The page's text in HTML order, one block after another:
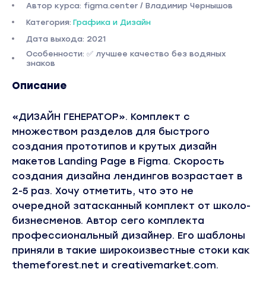
Автор курса: figma.center / Владимир Чернышов
Категория: Графика и Дизайн
Дата выхода: 2021
Особенности: ✅ лучшее качество без водяных
знаков
Описание
«ДИЗАЙН ГЕНЕРАТОР». Комплект с
множеством разделов для быстрого
создания прототипов и крутых дизайн
макетов Landing Page в Figma. Скорость
создания дизайна лендингов возрастает в
2-5 раз. Хочу отметить, что это не
очередной затасканный комплект от школо-
бизнесменов. Автор сего комплекта
профессиональный дизайнер. Его шаблоны
приняли в такие широкоизвестные стоки как
themeforest.net и creativemarket.com.